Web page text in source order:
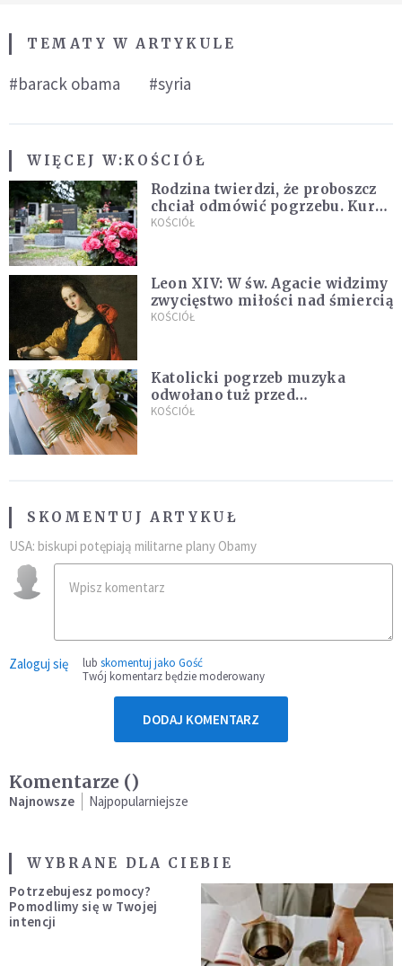
TEMATY W ARTYKULE
#barack obama #syria
WIĘCEJ W:KOŚCIÓŁ
Rodzina twierdzi, że proboszcz
chciał odmówić pogrzebu. Kuria
zapowiada wyjaśnienia
KOŚCIÓŁ
Leon XIV: W św. Agacie widzimy
zwycięstwo miłości nad śmiercią
KOŚCIÓŁ
Katolicki pogrzeb muzyka
odwołano tuż przed
uroczystością. Powodem była
KOŚCIÓŁ
SKOMENTUJ ARTYKUŁ
USA: biskupi potępiają militarne plany Obamy
Zaloguj się lub skomentuj jako Gość
Twój komentarz będzie moderowany
DODAJ KOMENTARZ
Komentarze ()
Najnowsze Najpopularniejsze
WYBRANE DLA CIEBIE
Potrzebujesz pomocy?
Pomodlimy się w Twojej
intencji